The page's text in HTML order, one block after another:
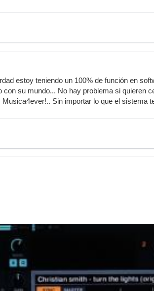
estoy teniendo un 100% de función en
su mundo... No hay problema si quieren
Sin importar lo que el sistema